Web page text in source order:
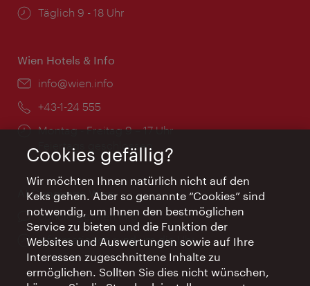
Öffnungszeiten:
Täglich 9 - 18 Uhr
Wien Hotels & Info
Email:
info@wien.info
Telefon:
+43-1-24 555
Öffnungszeiten:
Montag - Freitag 9 – 17 Uhr
Feiertags geschlossen
AI Concierge Wien
Ort:
concierge.wien.info
Öffnungszeiten:
Informationen rund um die Uhr
Cookies gefällig?
Wir möchten Ihnen natürlich nicht auf den
Keks gehen. Aber so genannte “Cookies” sind
notwendig, um Ihnen den bestmöglichen
Service zu bieten und die Funktion der
Websites und Auswertungen sowie auf Ihre
Interessen zugeschnittene Inhalte zu
ermöglichen. Sollten Sie dies nicht wünschen,